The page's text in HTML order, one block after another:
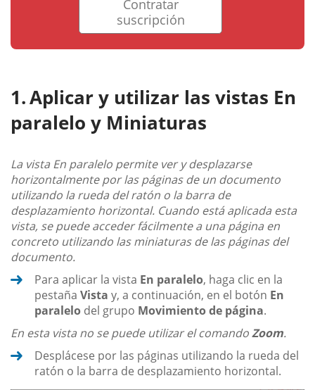
Contratar
suscripción
Aplicar y utilizar las vistas En
paralelo y Miniaturas
La vista En paralelo permite ver y desplazarse
horizontalmente por las páginas de un documento
utilizando la rueda del ratón o la barra de
desplazamiento horizontal. Cuando está aplicada esta
vista, se puede acceder fácilmente a una página en
concreto utilizando las miniaturas de las páginas del
documento.
Para aplicar la vista En paralelo, haga clic en la
pestaña Vista y, a continuación, en el botón En
paralelo del grupo Movimiento de página.
En esta vista no se puede utilizar el comandoZoom.
Desplácese por las páginas utilizando la rueda del
ratón o la barra de desplazamiento horizontal.